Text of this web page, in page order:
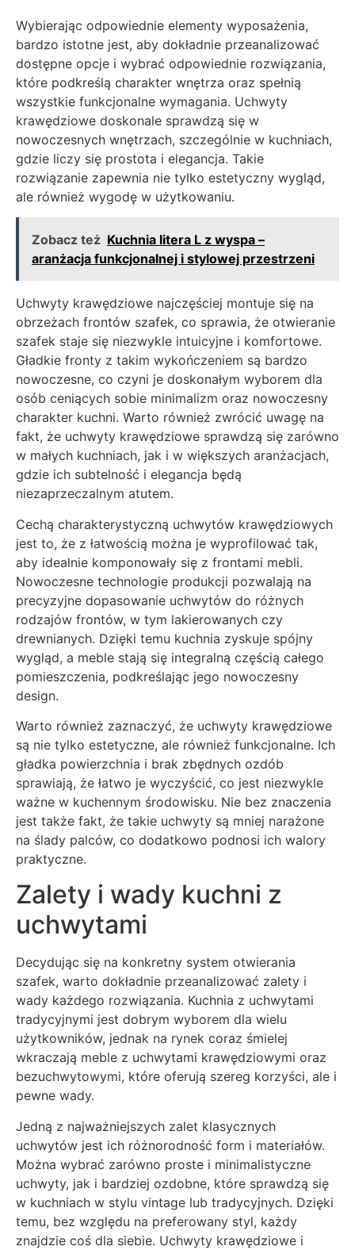
Wybierając odpowiednie elementy wyposażenia,
bardzo istotne jest, aby dokładnie przeanalizować
dostępne opcje i wybrać odpowiednie rozwiązania,
które podkreślą charakter wnętrza oraz spełnią
wszystkie funkcjonalne wymagania. Uchwyty
krawędziowe doskonale sprawdzą się w
nowoczesnych wnętrzach, szczególnie w kuchniach,
gdzie liczy się prostota i elegancja. Takie
rozwiązanie zapewnia nie tylko estetyczny wygląd,
ale również wygodę w użytkowaniu.
Zobacz też Kuchnia litera L z wyspa –
aranżacja funkcjonalnej i stylowej przestrzeni
Uchwyty krawędziowe najczęściej montuje się na
obrzeżach frontów szafek, co sprawia, że otwieranie
szafek staje się niezwykle intuicyjne i komfortowe.
Gładkie fronty z takim wykończeniem są bardzo
nowoczesne, co czyni je doskonałym wyborem dla
osób ceniących sobie minimalizm oraz nowoczesny
charakter kuchni. Warto również zwrócić uwagę na
fakt, że uchwyty krawędziowe sprawdzą się zarówno
w małych kuchniach, jak i w większych aranżacjach,
gdzie ich subtelność i elegancja będą
niezaprzeczalnym atutem.
Cechą charakterystyczną uchwytów krawędziowych
jest to, że z łatwością można je wyprofilować tak,
aby idealnie komponowały się z frontami mebli.
Nowoczesne technologie produkcji pozwalają na
precyzyjne dopasowanie uchwytów do różnych
rodzajów frontów, w tym lakierowanych czy
drewnianych. Dzięki temu kuchnia zyskuje spójny
wygląd, a meble stają się integralną częścią całego
pomieszczenia, podkreślając jego nowoczesny
design.
Warto również zaznaczyć, że uchwyty krawędziowe
są nie tylko estetyczne, ale również funkcjonalne. Ich
gładka powierzchnia i brak zbędnych ozdób
sprawiają, że łatwo je wyczyścić, co jest niezwykle
ważne w kuchennym środowisku. Nie bez znaczenia
jest także fakt, że takie uchwyty są mniej narażone
na ślady palców, co dodatkowo podnosi ich walory
praktyczne.
Zalety i wady kuchni z
uchwytami
Decydując się na konkretny system otwierania
szafek, warto dokładnie przeanalizować zalety i
wady każdego rozwiązania. Kuchnia z uchwytami
tradycyjnymi jest dobrym wyborem dla wielu
użytkowników, jednak na rynek coraz śmielej
wkraczają meble z uchwytami krawędziowymi oraz
bezuchwytowymi, które oferują szereg korzyści, ale i
pewne wady.
Jedną z najważniejszych zalet klasycznych
uchwytów jest ich różnorodność form i materiałów.
Można wybrać zarówno proste i minimalistyczne
uchwyty, jak i bardziej ozdobne, które sprawdzą się
w kuchniach w stylu vintage lub tradycyjnych. Dzięki
temu, bez względu na preferowany styl, każdy
znajdzie coś dla siebie. Uchwyty krawędziowe i